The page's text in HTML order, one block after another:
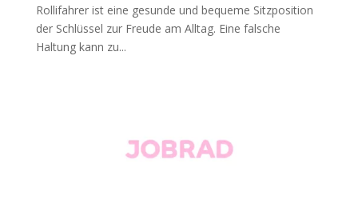
Rollifahrer ist eine gesunde und bequeme Sitzposition
der Schlüssel zur Freude am Alltag. Eine falsche
Haltung kann zu...